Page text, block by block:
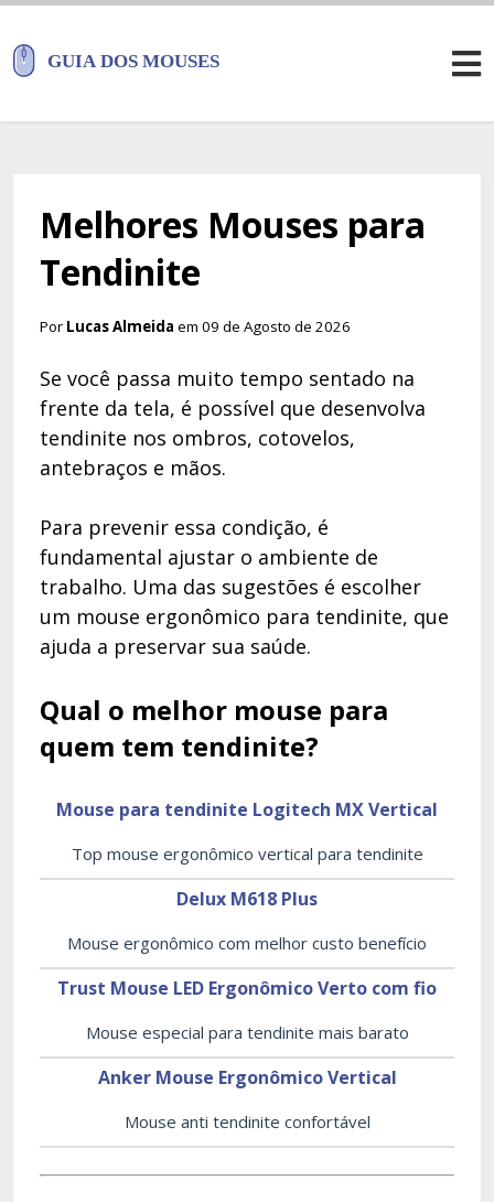
Melhores Mouses para
Tendinite
Por Lucas Almeida em 09 de Agosto de 2026
Se você passa muito tempo sentado na
frente da tela, é possível que desenvolva
tendinite nos ombros, cotovelos,
antebraços e mãos.
Para prevenir essa condição, é
fundamental ajustar o ambiente de
trabalho. Uma das sugestões é escolher
um mouse ergonômico para tendinite, que
ajuda a preservar sua saúde.
Qual o melhor mouse para
quem tem tendinite?
Mouse para tendinite Logitech MX Vertical
Top mouse ergonômico vertical para tendinite
Delux M618 Plus
Mouse ergonômico com melhor custo benefício
Trust Mouse LED Ergonômico Verto com fio
Mouse especial para tendinite mais barato
Anker Mouse Ergonômico Vertical
Mouse anti tendinite confortável